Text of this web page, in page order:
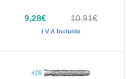
9,28€ 10,91€
I.V.A Incluido